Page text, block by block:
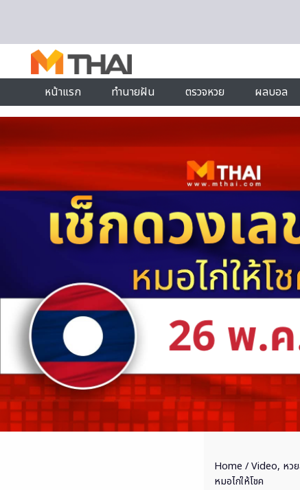
หน้าแรก
ทำนายฝัน ตรวจหวย ผลบอล
Home /Video, หว
หมอไก่ให้โชค